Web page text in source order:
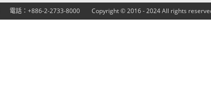
電話：+886-2-2733-8000 Copyright © 2016 - 2024 All rights